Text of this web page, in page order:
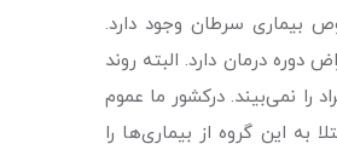
بیماری سرطان وجود دارد.
دوره درمان دارد. البته روند
را نمی‌بیند. درکشور ما عموم
به این گروه از بیماری‌ها را